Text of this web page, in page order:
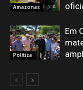
Amazonas
Política
Em